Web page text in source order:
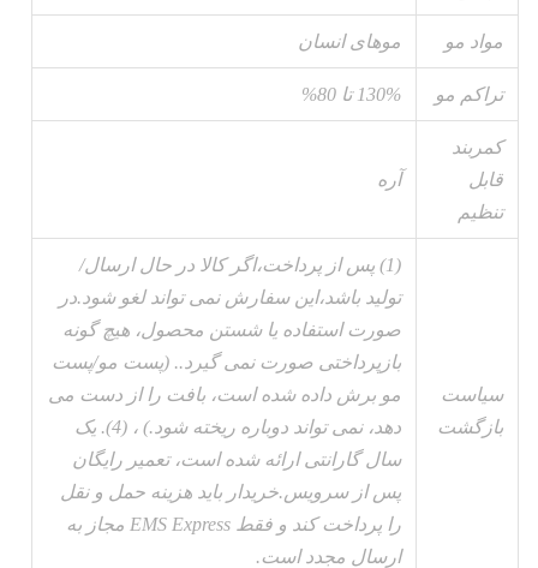
مواد مو موهای انسان
تراکم مو 130% تا 80%
کمربند
قابل
تنظیم
آره
سیاست
بازگشت
(1) پس از پرداخت،اگر کالا در حال ارسال/
تولید باشد،این سفارش نمی تواند لغو شود.در
صورت استفاده یا شستن محصول، هیچ گونه
بازپرداختی صورت نمی گیرد.. (پست مو/پست
مو برش داده شده است، بافت را از دست می
دهد، نمی تواند دوباره ریخته شود.) ، (4). یک
سال گارانتی ارائه شده است، تعمیر رایگان
پس از سرویس.خریدار باید هزینه حمل و نقل
را پرداخت کند و فقط EMS Express مجاز به
ارسال مجدد است.